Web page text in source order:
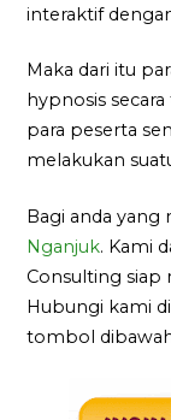
interaktif
Maka dari itu
hypnosis
para peserta
melakukan
Bagi anda
Nganjuk. Kami
Consulting siap
Hubungi kami
tombol